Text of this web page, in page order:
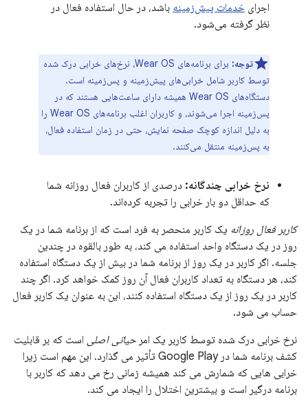
اجرای خدمات پیش‌زمینه باشد، در حال استفاده فعال در
نظر گرفته می‌شود.
توجه:
برای برنامه‌های Wear OS، نرخ‌های خرابی درک شده
توسط کاربر شامل خرابی‌های پیش‌زمینه و پس‌زمینه است.
دستگاه‌های Wear OS همیشه دارای ساعت‌هایی هستند که در
پس‌زمینه اجرا می‌شوند، و کاربران اغلب برنامه‌های Wear OS را
به دلیل اندازه کوچک صفحه نمایش، حتی در زمان استفاده فعال،
به پس‌زمینه منتقل می‌کنند.
نرخ خرابی چندگانه: درصدی از کاربران فعال روزانه شما
که حداقل دو بار خرابی را تجربه کرده‌اند.
کاربر فعال روزانه یک کاربر منحصر به فرد است که از برنامه شما در یک
روز در یک دستگاه واحد استفاده می کند، به طور بالقوه در چندین
جلسه. اگر کاربر در یک روز از برنامه شما در بیش از یک دستگاه استفاده
کند، هر دستگاه به تعداد کاربران فعال آن روز کمک خواهد کرد. اگر چند
کاربر در یک روز از یک دستگاه استفاده کنند، این به عنوان یک کاربر فعال
حساب می شود.
نرخ خرابی درک شده توسط کاربر یک امر حیاتی اصلی است که بر قابلیت
کشف برنامه شما در Google Play تأثیر می گذارد. این مهم است زیرا
خرابی هایی که شمارش می کند همیشه زمانی رخ می دهد که کاربر با
برنامه درگیر است و بیشترین اختلال را ایجاد می کند.